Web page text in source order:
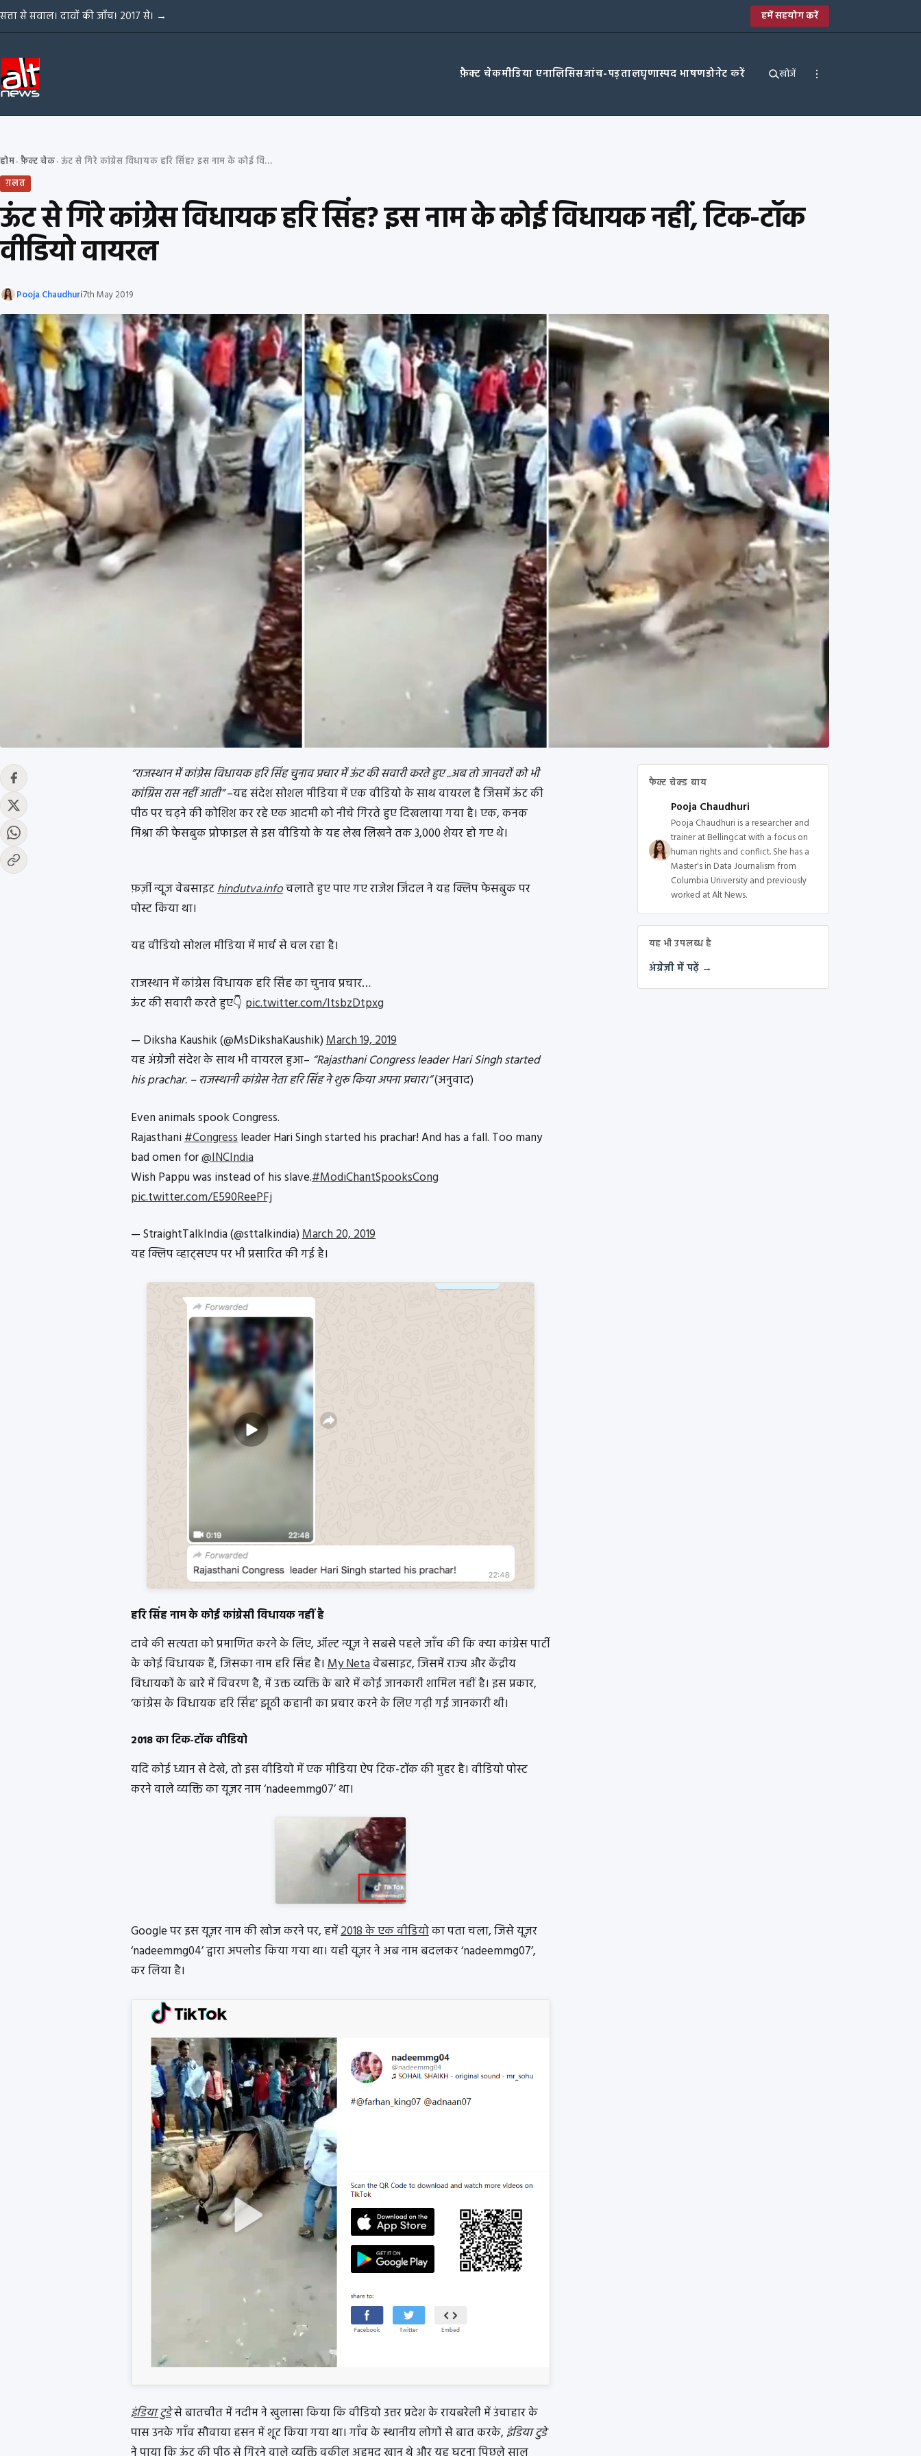
Skip to content
सत्ता से सवाल। दावों की जाँच। 2017 से। → हमें सहयोग करें
फ़ैक्ट चेकमीडिया एनालिसिसजांच-पड़तालघृणास्पद भाषणडोनेट करें खोजें
होम› फ़ैक्ट चेक›
ऊंट से गिरे कांग्रेस विधायक हरि सिंह? इस नाम के कोई विधायक नहीं, टिक-टॉक वीडियो वायरल
ग़लत
ऊंट से गिरे कांग्रेस विधायक हरि सिंह? इस नाम के कोई विधायक नहीं, टिक-टॉक
वीडियो वायरल
Pooja Chaudhuri7th May 2019
“राजस्थान में कांग्रेस विधायक हरि सिंह चुनाव प्रचार में ऊंट की सवारी करते हुए ..अब तो जानवरों को भी
कांग्रिस रास नहीं आती”–यह संदेश सोशल मीडिया में एक वीडियो के साथ वायरल है जिसमें ऊंट की
पीठ पर चढ़ने की कोशिश कर रहे एक आदमी को नीचे गिरते हुए दिखलाया गया है। एक, कनक
मिश्रा की फेसबुक प्रोफाइल से इस वीडियो के यह लेख लिखने तक 3,000 शेयर हो गए थे।
फ़र्ज़ी न्यूज वेबसाइटhindutva.infoचलाते हुए पाए गए राजेश जिंदल ने यह क्लिप फेसबुक पर
पोस्ट किया था।
यह वीडियो सोशल मीडिया में मार्च से चल रहा है।
राजस्थान में कांग्रेस विधायक हरि सिंह का चुनाव प्रचार…
ऊंट की सवारी करते हुए👇 pic.twitter.com/ItsbzDtpxg
— Diksha Kaushik (@MsDikshaKaushik)March 19, 2019
यह अंग्रेजी संदेश के साथ भी वायरल हुआ– “Rajasthani Congress leader Hari Singh started
his prachar. – राजस्थानी कांग्रेस नेता हरि सिंह ने शुरू किया अपना प्रचार।”(अनुवाद)
Even animals spook Congress.
Rajasthani#Congressleader Hari Singh started his prachar! And has a fall. Too many
bad omen for@INCIndia
Wish Pappu was instead of his slave.#ModiChantSpooksCong
pic.twitter.com/E590ReePFj
— StraightTalkIndia (@sttalkindia)March 20, 2019
यह क्लिप व्हाट्सएप पर भी प्रसारित की गई है।
हरि सिंह नाम के कोई कांग्रेसी विधायक नहीं है
दावे की सत्यता को प्रमाणित करने के लिए, ऑल्ट न्यूज़ ने सबसे पहले जाँच की कि क्या कांग्रेस पार्टी
के कोई विधायक हैं, जिसका नाम हरि सिंह है।My Netaवेबसाइट, जिसमें राज्य और केंद्रीय
विधायकों के बारे में विवरण है, में उक्त व्यक्ति के बारे में कोई जानकारी शामिल नहीं है। इस प्रकार,
‘कांग्रेस के विधायक हरि सिंह’ झूठी कहानी का प्रचार करने के लिए गढ़ी गई जानकारी थी।
2018 का टिक-टॉक वीडियो
यदि कोई ध्यान से देखे, तो इस वीडियो में एक मीडिया ऐप टिक-टॉक की मुहर है। वीडियो पोस्ट
करने वाले व्यक्ति का यूज़र नाम ‘nadeemmg07’ था।
Google पर इस यूज़र नाम की खोज करने पर, हमें2018 के एक वीडियोका पता चला, जिसे यूज़र
‘nadeemmg04’ द्वारा अपलोड किया गया था। यही यूज़र ने अब नाम बदलकर ‘nadeemmg07’,
कर लिया है।
इंडिया टुडेसे बातचीत में नदीम ने खुलासा किया कि वीडियो उत्तर प्रदेश के रायबरेली में उंचाहार के
पास उनके गाँव सौवाया हसन में शूट किया गया था। गाँव के स्थानीय लोगों से बात करके, इंडिया टुडे
फैक्ट चेक्ड बाय
Pooja Chaudhuri
Pooja Chaudhuri is a researcher and
trainer at Bellingcat with a focus on
human rights and conflict. She has a
Master's in Data Journalism from
Columbia University and previously
worked at Alt News.
यह भी उपलब्ध है
अंग्रेज़ी में पढ़ें →